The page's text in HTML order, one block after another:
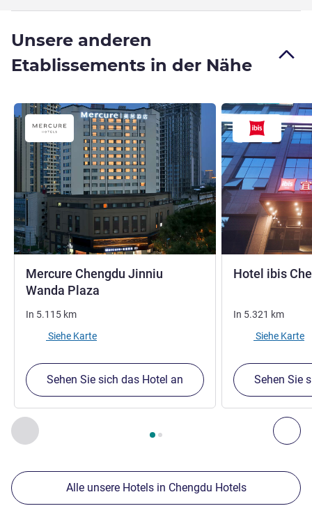
Unsere anderen
Etablissements in der Nähe
Zurück - Unsere anderen Etablissements in der Nähe
Seite , Unsere anderen Etablissements in der Nähe
Mercure Chengdu Jinniu
Wanda Plaza
In 5.115 km
Siehe Karte
Sehen Sie sich das Hotel an
Hotel ibis
In 5.321 km
Siehe Karte
Sehen Sie
Alle unsere Hotels in Chengdu Hotels